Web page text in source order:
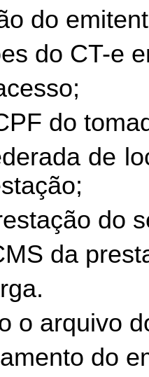
do
do CT-e
do
de
do
da
o arquivo
do